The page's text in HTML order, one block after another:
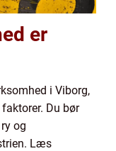
er
i Viborg,
Du bør
og
Læs